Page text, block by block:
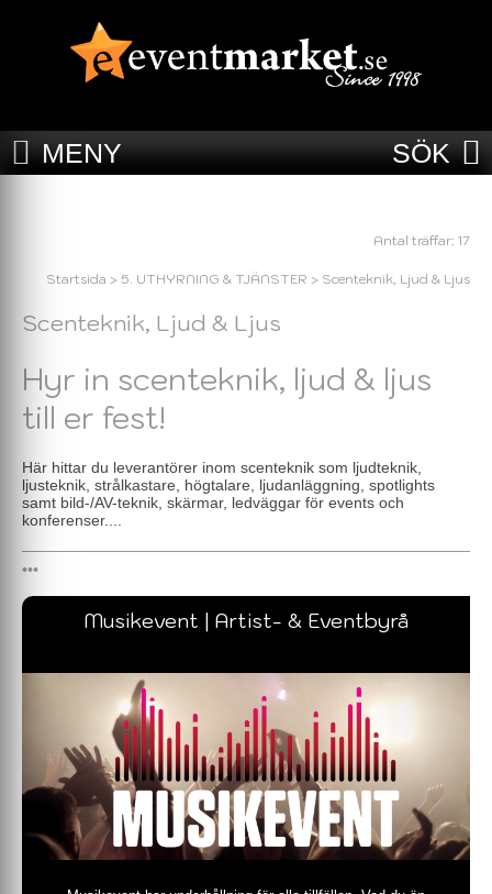
MENY SÖK
Antal träffar: 17
Startsida > 5. UTHYRNING & TJÄNSTER > Scenteknik, Ljud & Ljus
Scenteknik, Ljud & Ljus
Hyr in scenteknik, ljud & ljus
till er fest!
Här hittar du leverantörer inom scenteknik som ljudteknik,
ljusteknik, strålkastare, högtalare, ljudanläggning, spotlights
samt bild-/AV-teknik, skärmar, ledväggar för events och
konferenser....
Musikevent | Artist- & Eventbyrå